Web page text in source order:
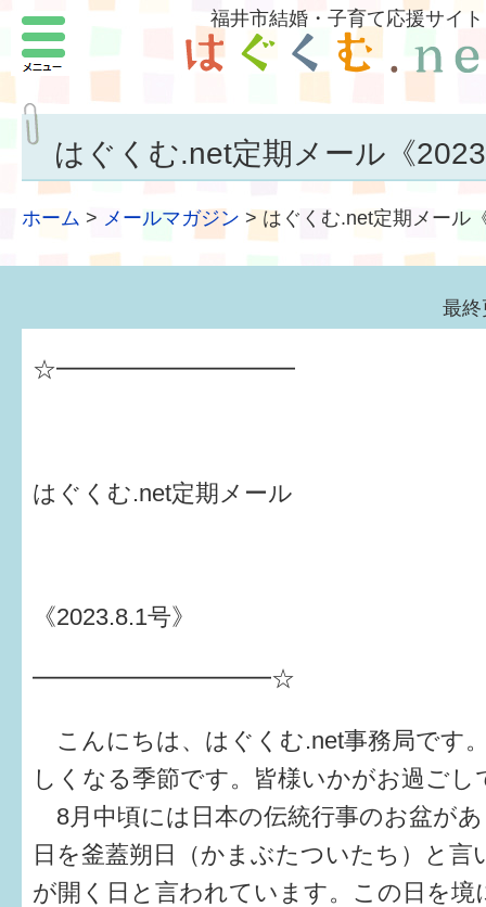
福井市結婚・子育て応援サイト
はぐくむ.net定期メール《
ホーム > メールマガジン > はぐくむ.net定期メール
最終
☆━━━━━━━━━━
はぐくむ.net定期メール
《2023.8.1号》
━━━━━━━━━━☆
こんにちは、はぐくむ.net事務局です
しくなる季節です。皆様いかがお過ごし
8月中頃には日本の伝統行事のお盆が
日を釜蓋朔日（かまぶたついたち）と言
が開く日と言われています。この日を境
メニュー
結婚したい
子どもがほしい
子どもを育てよう
健診・予防接種
子どもを預けたい
さまざまな支援
子育てカレンダー
妊娠